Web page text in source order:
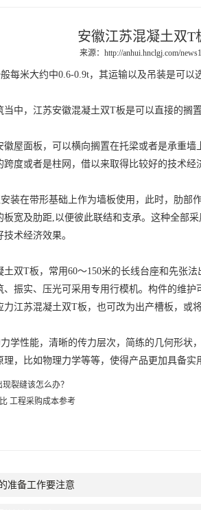
安徽江苏混凝土双
来源： http://anhui.hnclgj.com/
每米大约中0.6-0.9t，其运输以及吊装是可以
当中，江苏安徽混凝土双T板是可以直接的搁
徽屋面板，可以横向搁置在托梁或者是承重
度或者是柱网，借以来取得比较好的技术经
装在带形基础上作为墙板使用，此时，肋
板宽及肋距,以便彼此联结和支承。这种全部
术经济效果。
双T板，常用60～150米的长线台座和先张
振实、压光可采用专用行模机。构件的维
江苏混凝土双T板，也可改为出产槽板，或
学性能，清晰的传力层次，简练的几何形
，比如物理力学等等，使得产品更加具备实
裂缝该怎么办？
工程采购成本参考
准备工作要注意